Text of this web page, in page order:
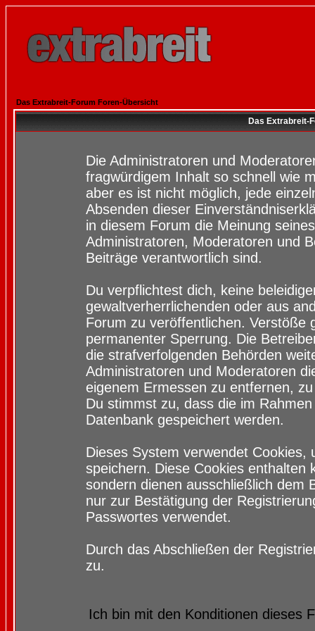
Das Extrabreit-Forum Foren-Übersicht
Das Extrabreit-
Die Administratoren und
fragwürdigem Inhalt so schnell wie
aber es ist nicht möglich, jede
Absenden dieser
in diesem Forum die Meinung
Administratoren, Moderatoren und
Beiträge verantwortlich sind.
Du verpflichtest dich, keine
gewaltverherrlichenden oder aus
Forum zu veröffentlichen. Verstöße
permanenter Sperrung. Die
die strafverfolgenden Behörden
Administratoren und Moderatoren
eigenem Ermessen zu entfernen,
Du stimmst zu, dass die im
Datenbank gespeichert werden.
Dieses System verwendet
speichern. Diese Cookies enthalten
sondern dienen ausschließlich dem
nur zur Bestätigung der
Passwortes verwendet.
Durch das Abschließen der
zu.
Ich bin mit den Konditionen dieses